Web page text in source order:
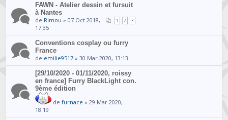
FAWN - Atelier dessin et fursuit
à Nantes
1 2 3
de Rimou » 07 Oct 2018,
17:35
Conventions cosplay ou furry
France
de emilie9517 » 30 Mar 2020, 13:13
[29/10/2020 - 01/11/2020, roissy
en france] Furry BlackLight con.
9ème édition
defurnace » 29 Mar 2020,
18:19